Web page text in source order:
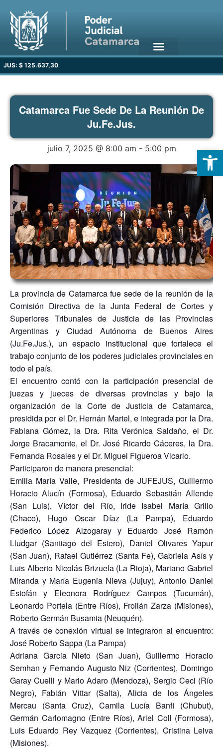
JUS: $ 125.637,30
Catamarca Fue Sede De La Reunión De
Ju.Fe.Jus.
julio 7, 2025 @ 8:00 am - 5:00 pm
La provincia de Catamarca fue sede de la reunión de la
Comisión Directiva de la Junta Federal de Cortes y
Superiores Tribunales de Justicia de las Provincias
Argentinas y Ciudad Autónoma de Buenos Aires
(Ju.Fe.Jus.), un espacio institucional que fortalece el
trabajo conjunto de los poderes judiciales provinciales en
todo el país.
El encuentro contó con la participación presencial de
juezas y jueces de diversas provincias y bajo la
organización de la Corte de Justicia de Catamarca,
presidida por el Dr. Hernán Martel, e integrada por la Dra.
Fabiana Gómez, la Dra. Rita Verónica Saldaño, el Dr.
Jorge Bracamonte, el Dr. José Ricardo Cáceres, la Dra.
Fernanda Rosales y el Dr. Miguel Figueroa Vicario.
Participaron de manera presencial:
Emilia María Valle, Presidenta de JUFEJUS, Guillermo
Horacio Alucín (Formosa), Eduardo Sebastián Allende
(San Luis), Víctor del Río, Iride Isabel María Grillo
(Chaco), Hugo Oscar Díaz (La Pampa), Eduardo
Federico López Alzogaray y Eduardo José Ramón
Lludgar (Santiago del Estero), Daniel Olivares Yapur
(San Juan), Rafael Gutiérrez (Santa Fe), Gabriela Asís y
Luis Alberto Nicolás Brizuela (La Rioja), Mariano Gabriel
Miranda y María Eugenia Nieva (Jujuy), Antonio Daniel
Estofán y Eleonora Rodríguez Campos (Tucumán),
Leonardo Portela (Entre Ríos), Froilán Zarza (Misiones),
Roberto Germán Busamia (Neuquén).
A través de conexión virtual se integraron al encuentro:
José Roberto Sappa (La Pampa)
Adriana Garcia Nieto (San Juan), Guillermo Horacio
Semhan y Fernando Augusto Niz (Corrientes), Domingo
Garay Cuelli y Mario Adaro (Mendoza), Sergio Ceci (Río
Negro), Fabián Vittar (Salta), Alicia de los Ángeles
Mercau (Santa Cruz), Camila Lucía Banfi (Chubut),
Germán Carlomagno (Entre Ríos), Ariel Coll (Formosa),
Luis Eduardo Rey Vazquez (Corrientes), Cristina Leiva
(Misiones).